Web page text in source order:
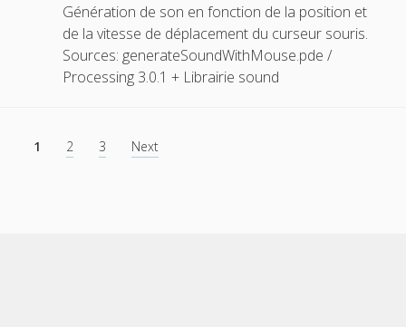
Génération de son en fonction de la position et
de la vitesse de déplacement du curseur souris.
Sources: generateSoundWithMouse.pde /
Processing 3.0.1 + Librairie sound
Navigation
1 2 3 Next